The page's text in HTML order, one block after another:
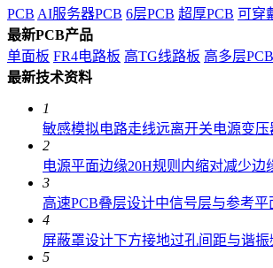
PCB AI服务器PCB 6层PCB 超厚PCB 可穿
最新PCB产品
单面板 FR4电路板 高TG线路板 高多层
最新技术资料
1
敏感模拟电路走线远离开关电源变
2
电源平面边缘20H规则内缩对减少
3
高速PCB叠层设计中信号层与参考
4
屏蔽罩设计下方接地过孔间距与谐
5